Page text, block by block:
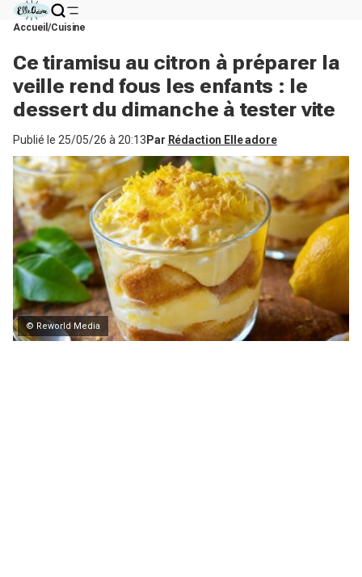
Accueil Cuisine
Ce tiramisu au citron à préparer la
veille rend fous les enfants : le
dessert du dimanche à tester vite
Publié le 25/05/26 à 20:13 Par Rédaction Elle adore
© Reworld Media